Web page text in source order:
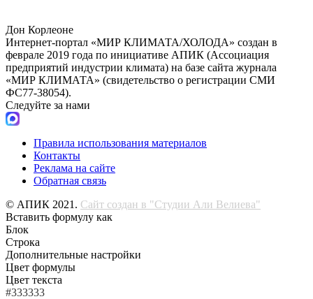
Дон Корлеоне
Интернет-портал «МИР КЛИМАТА/ХОЛОДА» создан в
феврале 2019 года по инициативе АПИК (Ассоциация
предприятий индустрии климата) на базе сайта журнала
«МИР КЛИМАТА» (свидетельство о регистрации СМИ
ФС77-38054).
Следуйте за нами
Правила использования материалов
Контакты
Реклама на сайте
Обратная связь
© АПИК 2021. Сайт создан в "Студии Али Велиева"
Вставить формулу как
Блок
Строка
Дополнительные настройки
Цвет формулы
Цвет текста
#333333